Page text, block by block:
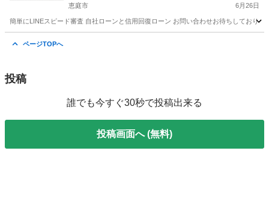
恵庭市 6月26日
簡単にLINEスピード審査 自社ローンと信用回復ローン お問い合わせお待ちしており
ページTOPへ
投稿
誰でも今すぐ30秒で投稿出来る
投稿画面へ (無料)